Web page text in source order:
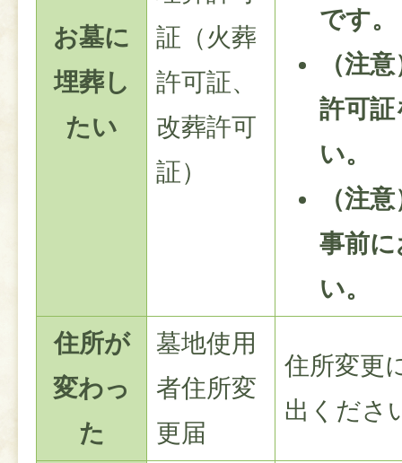
お墓に
埋葬し
たい
証（火葬
許可証、
改葬許可
証）
です。
（注
許可
い。
（注
事前
い。
住所が
変わっ
た
墓地使用
者住所変
更届
住所変更
出くださ